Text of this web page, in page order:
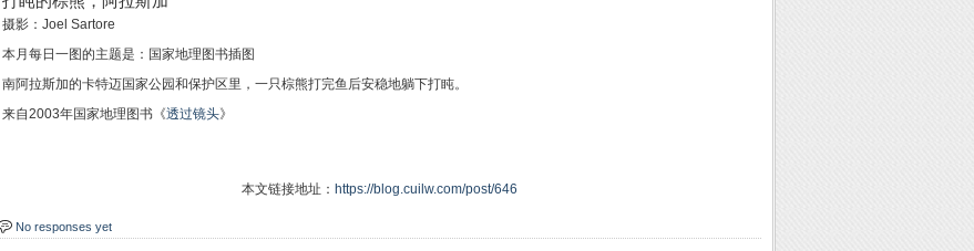
摄影：Joel Sartore
本月每日一图的主题是：国家地理图书插图
南阿拉斯加的卡特迈国家公园和保护区里，一只棕熊打完鱼后安稳地躺下打盹。
来自2003年国家地理图书《透过镜头》
本文链接地址： https://blog.cuilw.com/post/646
No responses yet